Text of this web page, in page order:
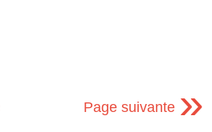
Page suivante »